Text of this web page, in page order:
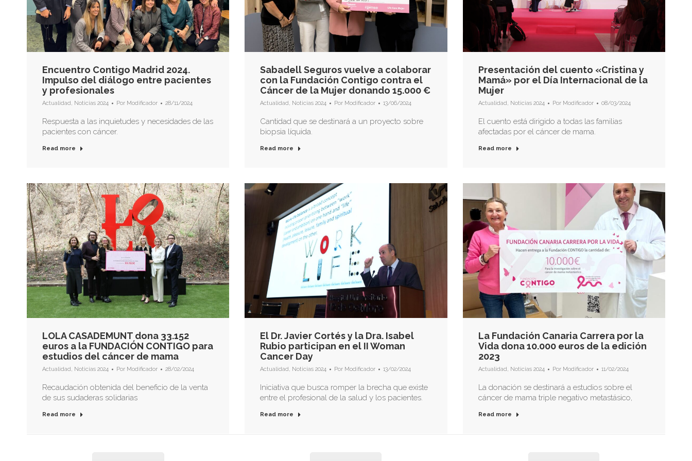
Encuentro Contigo Madrid 2024.
Impulso del diálogo entre pacientes
y profesionales
Actualidad, Noticias 2024 Por Modificador 28/11/2024
Respuesta a las inquietudes y necesidades de las
pacientes con cáncer.
Read more
Sabadell Seguros vuelve a colaborar
con la Fundación Contigo contra el
Cáncer de la Mujer donando 15.000 €
Actualidad, Noticias 2024 Por Modificador 13/06/2024
Cantidad que se destinará a un proyecto sobre
biopsia líquida.
Read more
Presentación del cuento «Cristina y
Mamá» por el Día Internacional de la
Mujer
Actualidad, Noticias 2024 Por Modificador 08/03/2024
El cuento está dirigido a todas las familias
afectadas por el cáncer de mama.
Read more
LOLA CASADEMUNT dona 33.152
euros a la FUNDACIÓN CONTIGO para
estudios del cáncer de mama
Actualidad, Noticias 2024 Por Modificador 28/02/2024
Recaudación obtenida del beneficio de la venta
de sus sudaderas solidarias
Read more
El Dr. Javier Cortés y la Dra. Isabel
Rubio participan en el II Woman
Cancer Day
Actualidad, Noticias 2024 Por Modificador 13/02/2024
Iniciativa que busca romper la brecha que existe
entre el profesional de la salud y los pacientes.
Read more
La Fundación Canaria Carrera por la
Vida dona 10.000 euros de la edición
2023
Actualidad, Noticias 2024 Por Modificador 11/02/2024
La donación se destinará a estudios sobre el
cáncer de mama triple negativo metastásico,
Read more